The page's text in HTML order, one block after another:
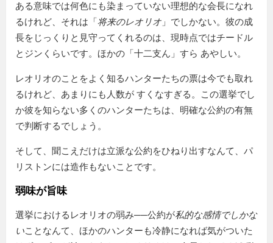
ある意味では何色にも染まっていない理想的な会長になれ
るけれど、それは「将来のレオリオ 」でしかない。彼の成
長をじっくりと見守ってくれるのは、現時点ではチードル
とジンくらいです。ほかの「十二支ん」すら あやしい。
レオリオのことをよく知るハンターたちの票は今でも取れ
るけれど、あまりにも人数が すくなすぎる。この選挙でし
か彼を知らない多くのハンターたちは、明確な公約の有無
で判断するでしょう。
そして、聞こえだけは立派な公約をひねり出すなんて、パ
リストンには造作もないことです。
弱味が旨味
選挙におけるレオリオの弱み──公約が私的な感情でしかな
いことなんて、ほかのハンターも冷静になれば気がついた